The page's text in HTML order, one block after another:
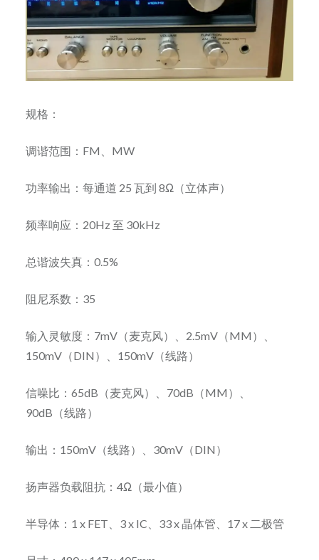
规格：
调谐范围：FM、MW
功率输出：每通道 25 瓦到 8Ω（立体声）
频率响应：20Hz 至 30kHz
总谐波失真：0.5%
阻尼系数：35
输入灵敏度：7mV（麦克风）、2.5mV（MM）、
150mV（DIN）、150mV（线路）
信噪比：65dB（麦克风）、70dB（MM）、
90dB（线路）
输出：150mV（线路）、30mV（DIN）
扬声器负载阻抗：4Ω（最小值）
半导体：1 x FET、3 x IC、33 x 晶体管、17 x 二极管